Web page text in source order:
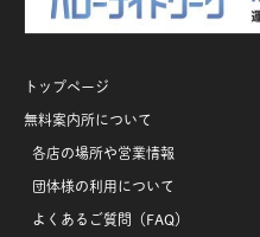
トップページ
無料案内所について
各店の場所や営業情報
団体様の利用について
よくあるご質問（FAQ）